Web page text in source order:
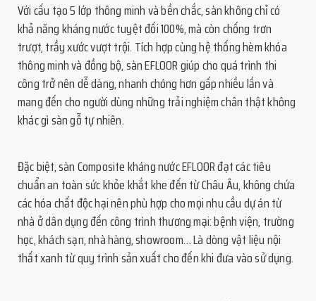
Với cấu tạo 5 lớp thông minh và bền chắc, sàn không chỉ có
khả năng kháng nước tuyệt đối 100%, mà còn chống trơn
trượt, trầy xước vượt trội. Tích hợp cùng hệ thống hèm khóa
thông minh và đồng bộ, sàn EFLOOR giúp cho quá trình thi
công trở nên dễ dàng, nhanh chóng hơn gấp nhiều lần và
mang đến cho người dùng những trải nghiệm chân thật không
khác gì sàn gỗ tự nhiên.
Đặc biệt, sàn Composite kháng nước EFLOOR đạt các tiêu
chuẩn an toàn sức khỏe khắt khe đến từ Châu Âu, không chứa
các hóa chất độc hại nên phù hợp cho mọi nhu cầu dự án từ
nhà ở dân dụng đến công trình thương mại: bệnh viện, trường
học, khách sạn, nhà hàng, showroom… Là dòng vật liệu nội
thất xanh từ quy trình sản xuất cho đến khi đưa vào sử dụng.